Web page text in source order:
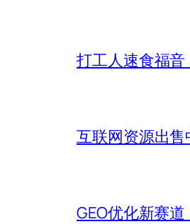
打工人速食福音
互联网资源出售
GEO优化新赛